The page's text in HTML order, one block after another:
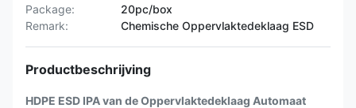
Package:
20pc/box
Remark:
Chemische Oppervlaktedeklaag ESD
Productbeschrijving
HDPE ESD IPA van de Oppervlaktedeklaag Automaat